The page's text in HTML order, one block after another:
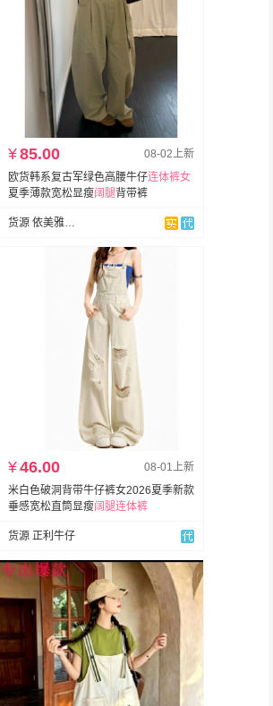
08-02上新
¥85.00
欧货韩系复古军绿色高腰牛仔连体裤女
夏季薄款宽松显瘦阔腿背带裤
货源 依美雅网红店
08-01上新
¥46.00
米白色破洞背带牛仔裤女2026夏季新款
垂感宽松直筒显瘦阔腿连体裤
货源 正利牛仔